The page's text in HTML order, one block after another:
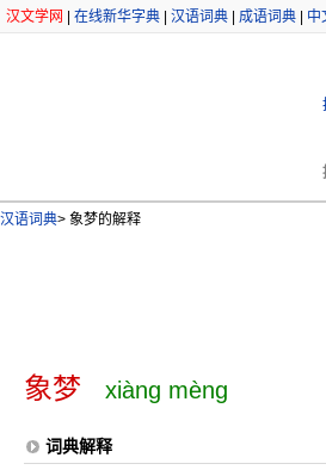
汉文学网 在线新华字典 汉语词典 成语词典 中
汉语词典> 象梦的解释
象梦 xiàng mèng
词典解释